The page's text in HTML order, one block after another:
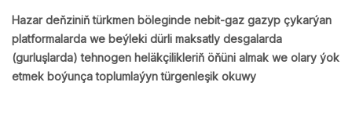
Hazar deňziniň türkmen böleginde nebit-gaz gazyp çykarýan
platformalarda we beýleki dürli maksatly desgalarda
(gurluşlarda) tehnogen heläkçilikleriň öňüni almak we olary ýok
etmek boýunça toplumlaýyn türgenleşik okuwy